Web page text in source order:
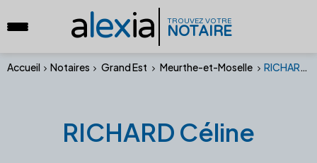
alexia TROUVEZ VOTRE
NOTAIRE
Accueil Notaires Grand Est Meurthe-et-Moselle RICHARD Céline
RICHARD Céline